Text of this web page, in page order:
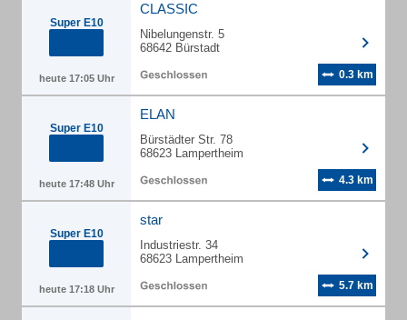
Super E10
heute 17:05 Uhr
CLASSIC
Nibelungenstr. 5
68642 Bürstadt
0.3 km
Super E10
heute 17:48 Uhr
ELAN
Bürstädter Str. 78
68623 Lampertheim
4.3 km
Super E10
heute 17:18 Uhr
star
Industriestr. 34
68623 Lampertheim
5.7 km